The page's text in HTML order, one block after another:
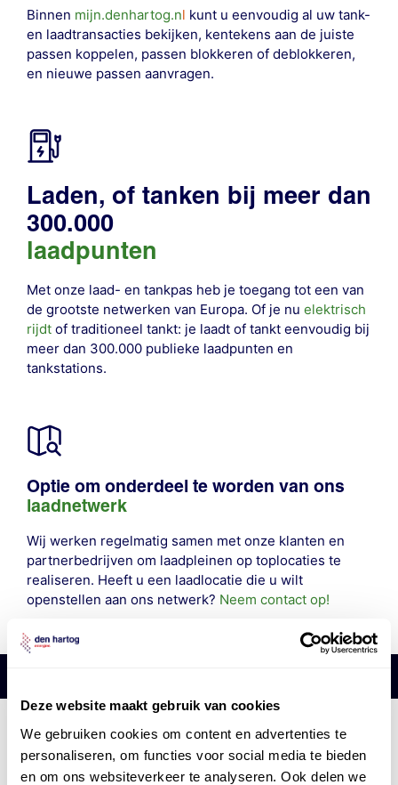
Deze website maakt gebruik van cookies
We gebruiken cookies om content en advertenties te
personaliseren, om functies voor social media te bieden
en om ons websiteverkeer te analyseren. Ook delen we
Binnen mijn.denhartog.nl kunt u eenvoudig al uw tank-
en laadtransacties bekijken, kentekens aan de juiste
passen koppelen, passen blokkeren of deblokkeren,
en nieuwe passen aanvragen.
Laden, of tanken bij meer dan
300.000
laadpunten
Met onze laad- en tankpas heb je toegang tot een van
de grootste netwerken van Europa. Of je nu elektrisch
rijdtof traditioneel tankt: je laadt of tankt eenvoudig bij
meer dan 300.000 publieke laadpunten en
tankstations.
Optie om onderdeel te worden van ons
laadnetwerk
Wij werken regelmatig samen met onze klanten en
partnerbedrijven om laadpleinen op toplocaties te
realiseren. Heeft u een laadlocatie die u wilt
openstellen aan ons netwerk? Neem contact op!
Den Hartog Energies
bestaat uit vier divisies